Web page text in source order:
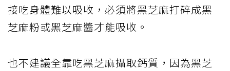
接吃身體難以吸收，必須將黑芝麻打碎成黑
芝麻粉或黑芝麻醬才能吸收。
也不建議全靠吃黑芝麻攝取鈣質，因為黑芝